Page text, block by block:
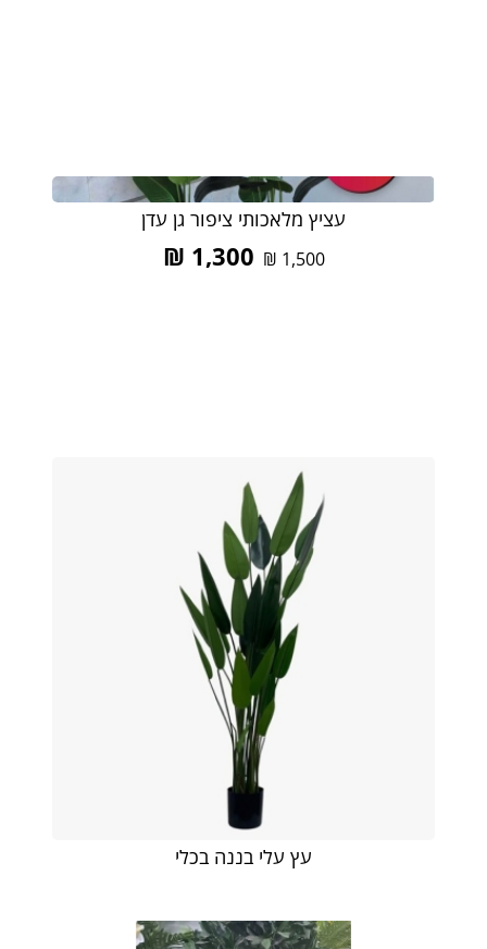
עציץ מלאכותי ציפור גן עדן
1,500
₪
1,300
₪
עץ עלי בננה בכלי